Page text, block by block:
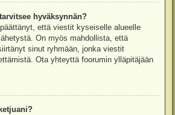
hyväksynnän?
että viestit kyseiselle alueelle
On myös mahdollista, että
sinut ryhmään, jonka viestit
Ota yhteyttä foorumin ylläpitäjään